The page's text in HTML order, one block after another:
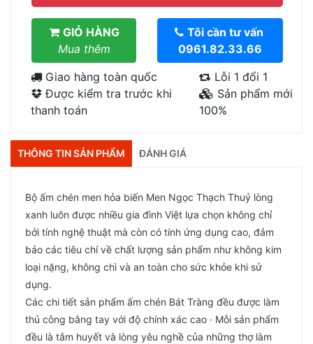
GIỎ HÀNG
Mua thêm
Tôi cần tư vấn
0961.82.33.66
Giao hàng toàn quốc
Được kiểm tra trước khi
thanh toán
Lỗi 1 đổi 1
Sản phẩm mới
100%
THÔNG TIN SẢN PHẨM ĐÁNH GIÁ
Bộ ấm chén men hỏa biến Men Ngọc Thạch Thuỷ lòng
xanh luôn được nhiều gia đình Việt lựa chọn không chỉ
bởi tính nghệ thuật mà còn có tính ứng dụng cao, đảm
bảo các tiêu chí về chất lượng sản phẩm như không kim
loại nặng, không chì và an toàn cho sức khỏe khi sử
dụng.
Các chi tiết sản phẩm ấm chén Bát Tràng đều được làm
thủ công bằng tay với độ chính xác cao · Mỗi sản phẩm
đều là tâm huyết và lòng yêu nghề của những thợ làm